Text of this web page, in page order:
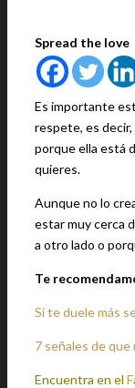
Spread the love
Es importante
respete, es decir,
porque ella está
quieres.
Aunque no lo
estar muy cerca
a otro lado o
Te
Si te duele más
7 señales de
Encuentra en el